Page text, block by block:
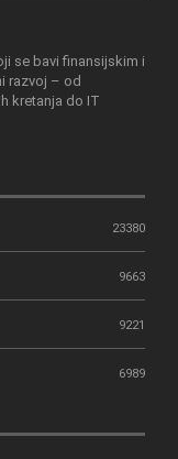
se bavi finansijskim i
razvoj – od
kretanja do IT
23380
9663
9221
6989